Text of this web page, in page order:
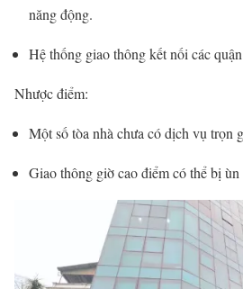
năng động.
Hệ thống giao thông kết nối các
Nhược điểm:
Một số tòa nhà chưa có dịch vụ trọn
Giao thông giờ cao điểm có thể bị ùn